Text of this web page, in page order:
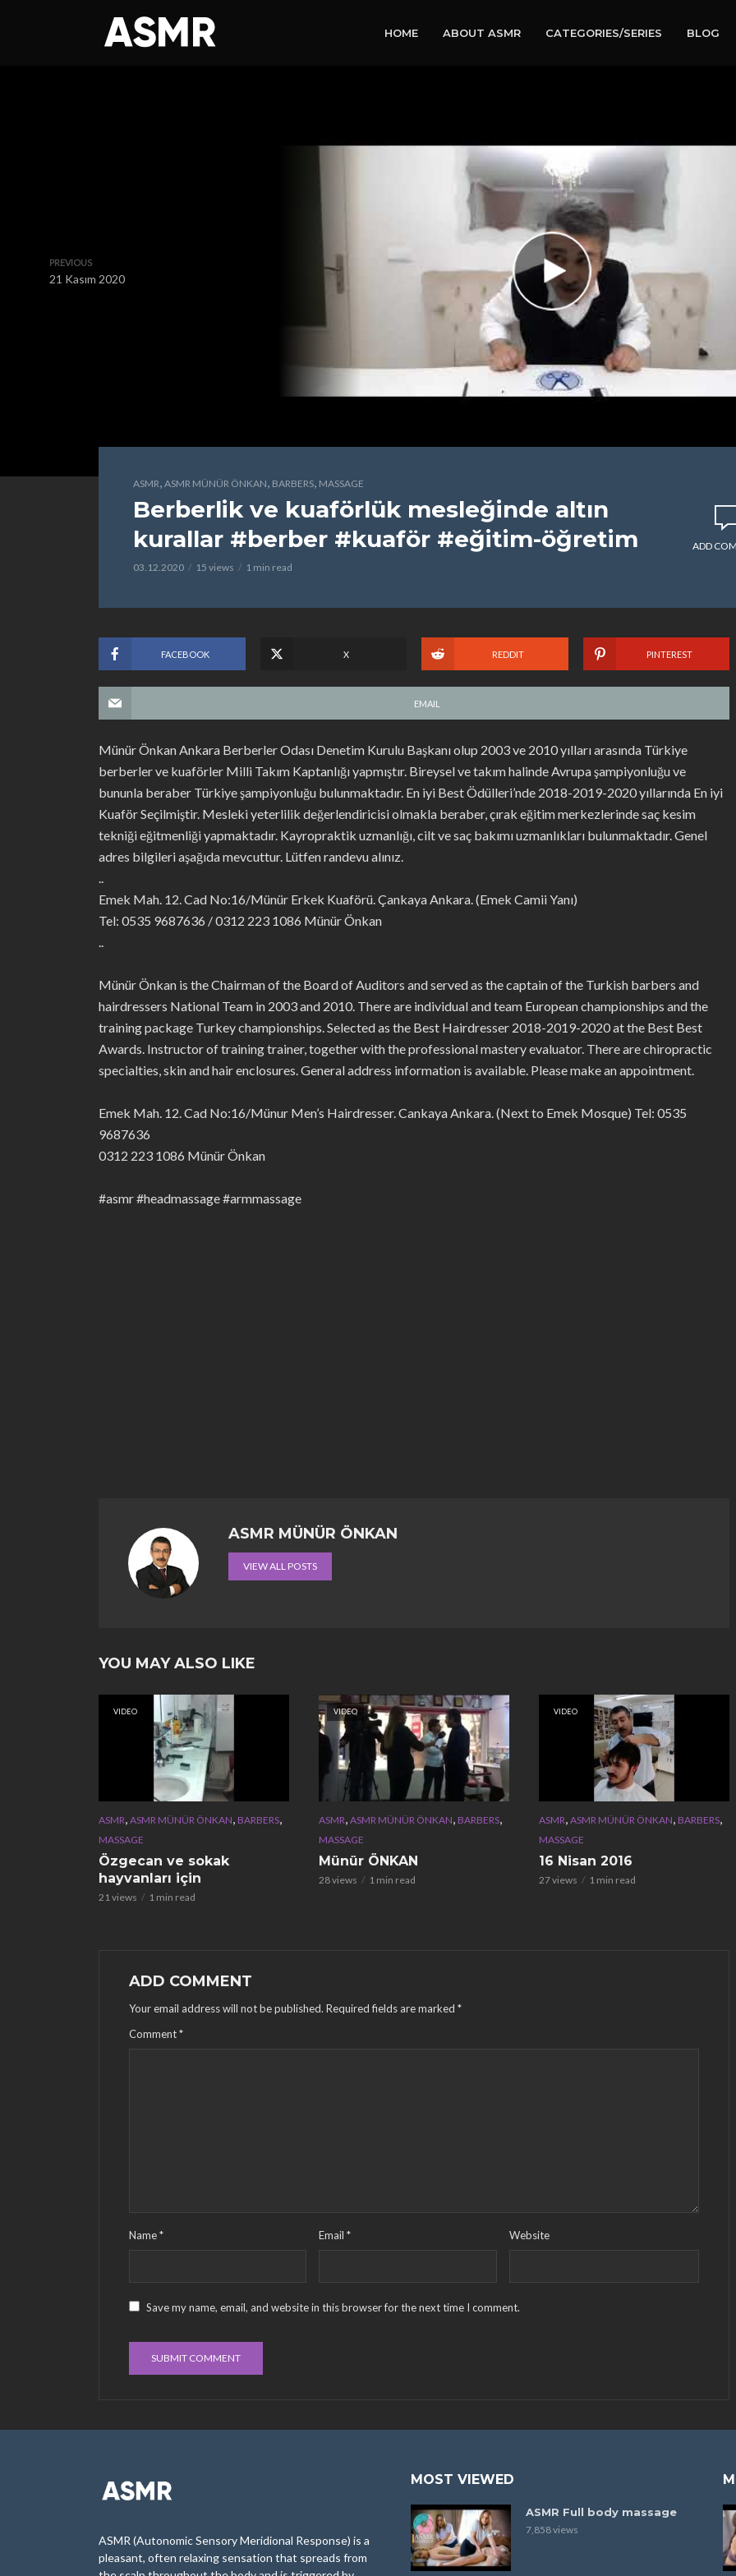
HOME ABOUT ASMR CATEGORIES/SERIES BLOG
PREVIOUS
21 Kasım 2020
ASMR, ASMR MÜNÜR ÖNKAN, BARBERS, MASSAGE
Berberlik ve kuaförlük mesleğinde altın
kurallar #berber #kuaför #eğitim-öğretim
03.12.2020 15 views 1 min read
ADD
FACEBOOK X REDDIT PINTEREST
EMAIL
Münür Önkan Ankara Berberler Odası Denetim Kurulu Başkanı olup 2003 ve 2010 yılları arasında Türkiye
berberler ve kuaförler Milli Takım Kaptanlığı yapmıştır. Bireysel ve takım halinde Avrupa şampiyonluğu ve
bununla beraber Türkiye şampiyonluğu bulunmaktadır. En iyi Best Ödülleri’nde 2018-2019-2020 yıllarında En iyi
Kuaför Seçilmiştir. Mesleki yeterlilik değerlendiricisi olmakla beraber, çırak eğitim merkezlerinde saç kesim
tekniği eğitmenliği yapmaktadır. Kayropraktik uzmanlığı, cilt ve saç bakımı uzmanlıkları bulunmaktadır. Genel
adres bilgileri aşağıda mevcuttur. Lütfen randevu alınız.
..
Emek Mah. 12. Cad No:16/Münür Erkek Kuaförü. Çankaya Ankara. (Emek Camii Yanı)
Tel: 0535 9687636 / 0312 223 1086 Münür Önkan
..
Münür Önkan is the Chairman of the Board of Auditors and served as the captain of the Turkish barbers and
hairdressers National Team in 2003 and 2010. There are individual and team European championships and the
training package Turkey championships. Selected as the Best Hairdresser 2018-2019-2020 at the Best Best
Awards. Instructor of training trainer, together with the professional mastery evaluator. There are chiropractic
specialties, skin and hair enclosures. General address information is available. Please make an appointment.
Emek Mah. 12. Cad No:16/Münur Men’s Hairdresser. Cankaya Ankara. (Next to Emek Mosque) Tel: 0535
9687636
0312 223 1086 Münür Önkan
#asmr #headmassage #armmassage
ASMR MÜNÜR ÖNKAN
VIEW ALL POSTS
YOU MAY ALSO LIKE
VIDEO
ASMR, ASMR MÜNÜR ÖNKAN, BARBERS,
MASSAGE
Özgecan ve sokak
hayvanları için
21 views 1 min read
VIDEO
ASMR, ASMR MÜNÜR ÖNKAN, BARBERS,
MASSAGE
Münür ÖNKAN
28 views 1 min read
VIDEO
ASMR, ASMR MÜNÜR ÖNKAN, BARBERS,
MASSAGE
16 Nisan 2016
27 views 1 min read
ADD COMMENT
Your email address will not be published. Required fields are marked *
Comment*
Name* Email* Website
Save my name, email, and website in this browser for the next time I comment.
ASMR (Autonomic Sensory Meridional Response) is a
pleasant, often relaxing sensation that spreads from
MOST VIEWED
ASMR Full body massage
7,858 views